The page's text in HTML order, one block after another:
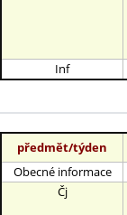
Inf
předmět/týden
Obecné informace
Čj